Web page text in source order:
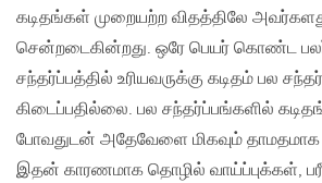
கடிதங்கள் முறையற்ற விதத்திலே
சென்றடைகின்றது. ஒரே பெயர் கொண்ட
சந்தர்ப்பத்தில் உரியவருக்கு கடிதம் பல
கிடைப்பதில்லை. பல சந்தர்ப்பங்களில்
போவதுடன் அதேவேளை மிகவும்
இதன் காரணமாக தொழில் வாய்ப்புக்கள்,